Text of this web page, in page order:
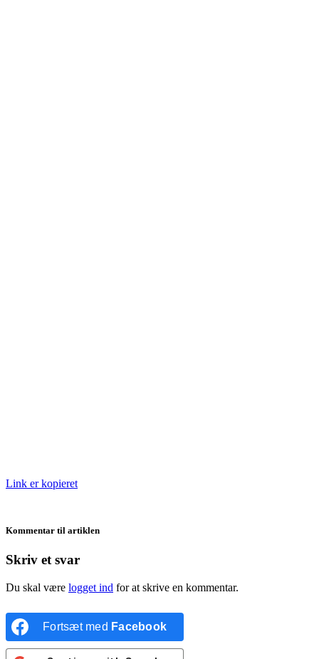
Link er kopieret
Kommentar til artiklen
Skriv et svar
Du skal være logget ind for at skrive en kommentar.
Fortsæt med Facebook